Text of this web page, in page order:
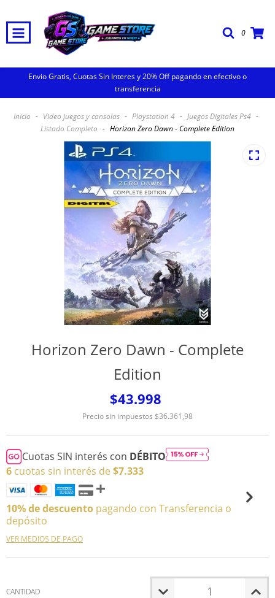
0
Envio Gratis, Cuotas Sin Interes y 20% Off pagando en efectivo o
transferencia
Inicio - Video juegos y consolas - Playstation 4 - Juegos Digitales Ps4 -
Listado Completo - Horizon Zero Dawn - Complete Edition
Horizon Zero Dawn - Complete
Edition
$43.998
Precio sin impuestos $36.361,98
Cuotas SIN interés con DÉBITO
6 cuotas sin interés de $7.333
10% de descuento pagando con Transferencia o
depósito
VER MEDIOS DE PAGO
CANTIDAD